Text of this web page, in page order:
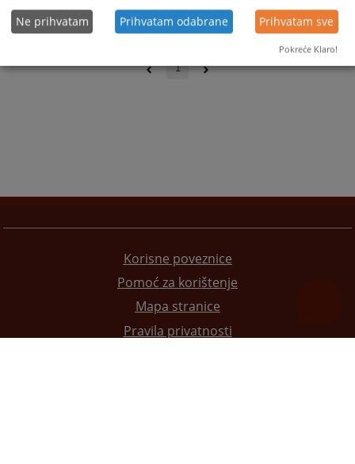
1
Korisne poveznice
Pomoć za korištenje
Mapa stranice
Pravila privatnosti
Ne prihvatam Prihvatam odabrane Prihvatam sve
Pokreće Klaro!